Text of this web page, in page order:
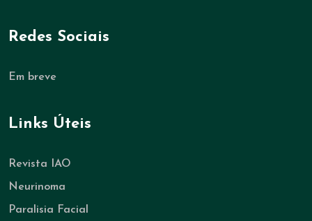
Redes Sociais
Em breve
Links Úteis
Revista IAO
Neurinoma
Paralisia Facial